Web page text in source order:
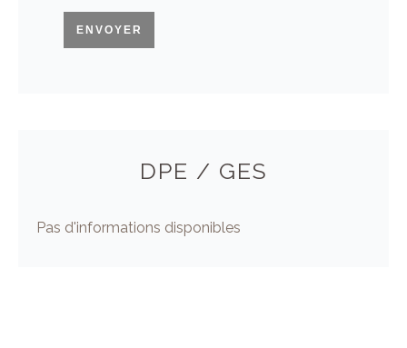
ENVOYER
DPE / GES
Pas d'informations disponibles